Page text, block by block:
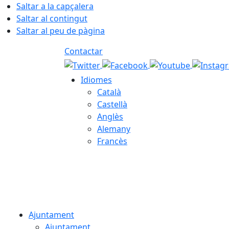
Saltar a la capçalera
Saltar al contingut
Saltar al peu de pàgina
Contactar
Idiomes
Català
Castellà
Anglès
Alemany
Francès
Ajuntament